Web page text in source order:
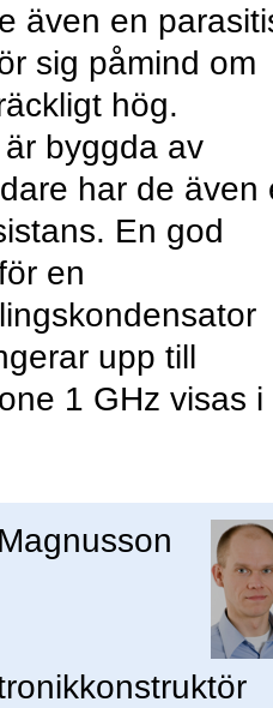
även en
sig påmind om
hög.
byggda av
har de även
En god
en
upp till
1 GHz visas i